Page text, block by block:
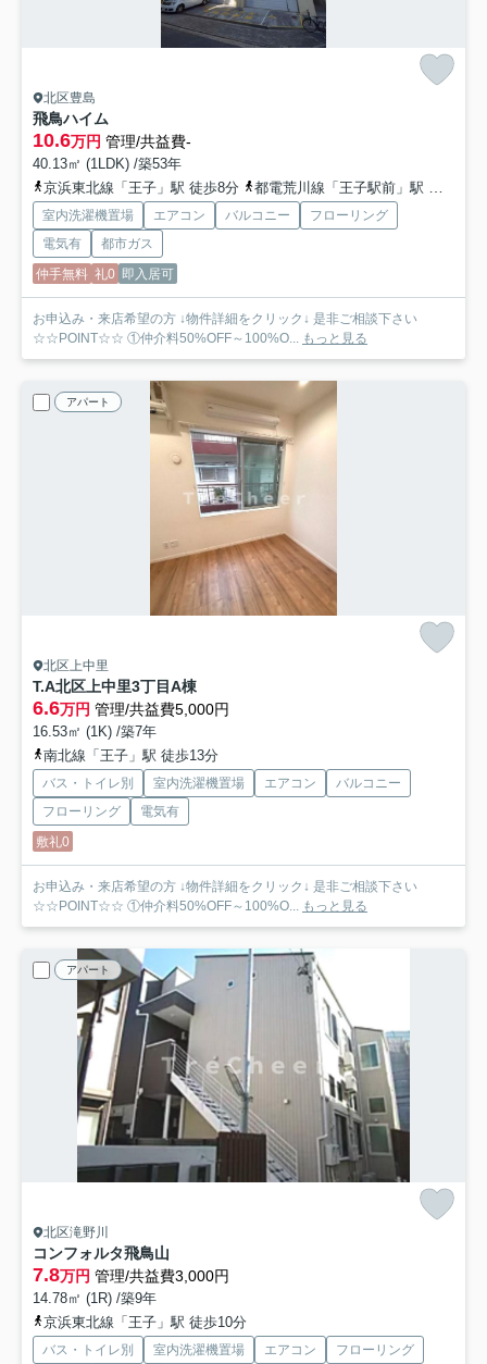
北区豊島
飛鳥ハイム
10.6万円 管理/共益費-
40.13㎡ (1LDK) /築53年
京浜東北線「王子」駅 徒歩8分
都電荒川線「王子駅前」駅 徒歩10分
室内洗濯機置場 エアコン バルコニー
フローリング
電気有
都市ガス
仲手無料 礼0 即入居可
お申込み・来店希望の方 ↓物件詳細をクリック↓ 是非ご相談下さい
☆☆POINT☆☆ ①仲介料50%OFF～100%O... もっと見る
アパート
北区上中里
T.A北区上中里3丁目A棟
6.6万円 管理/共益費5,000円
16.53㎡ (1K) /築7年
南北線「王子」駅 徒歩13分
バス・トイレ別 室内洗濯機置場 エアコン
バルコニー
フローリング
電気有
敷礼0
お申込み・来店希望の方 ↓物件詳細をクリック↓ 是非ご相談下さい
☆☆POINT☆☆ ①仲介料50%OFF～100%O...
もっと見る
アパート
北区滝野川
コンフォルタ飛鳥山
7.8万円 管理/共益費3,000円
14.78㎡ (1R) /築9年
京浜東北線「王子」駅 徒歩10分
バス・トイレ別 室内洗濯機置場 エアコン
フローリング